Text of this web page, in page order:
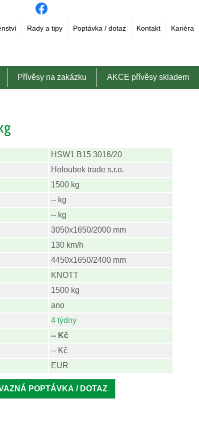
Rady a tipy Poptávka / dotaz Kontakt Kariéra
Přívěsy na zakázku AKCE přívěsy skladem
HSW1 B15 3016/20
Holoubek trade s.r.o.
1500 kg
-- kg
-- kg
3050x1650/2000 mm
130 km/h
4450x1650/2400 mm
KNOTT
1500 kg
ano
4 týdny
-- Kč
-- Kč
EUR